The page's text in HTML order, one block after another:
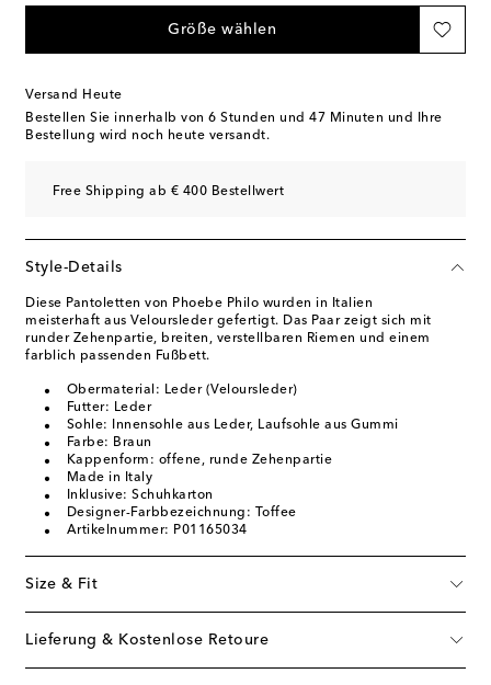
Größe wählen
Versand Heute
Bestellen Sie innerhalb von 6 Stunden und 47 Minuten und Ihre
Bestellung wird noch heute versandt.
Free Shipping ab € 400 Bestellwert
Style-Details
Diese Pantoletten von Phoebe Philo wurden in Italien
meisterhaft aus Veloursleder gefertigt. Das Paar zeigt sich mit
runder Zehenpartie, breiten, verstellbaren Riemen und einem
farblich passenden Fußbett.
Obermaterial: Leder (Veloursleder)
Futter: Leder
Sohle: Innensohle aus Leder, Laufsohle aus Gummi
Farbe: Braun
Kappenform: offene, runde Zehenpartie
Made in Italy
Inklusive: Schuhkarton
Designer-Farbbezeichnung: Toffee
Artikelnummer: P01165034
Size & Fit
Lieferung & Kostenlose Retoure